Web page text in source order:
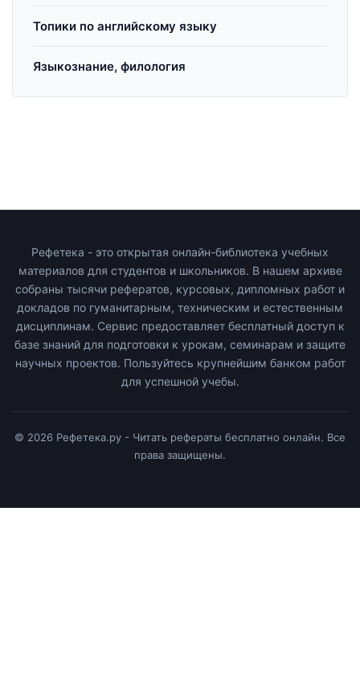
Топики по английскому языку
Языкознание, филология
Рефетека - это открытая онлайн-библиотека учебных
материалов для студентов и школьников. В нашем архиве
собраны тысячи рефератов, курсовых, дипломных работ и
докладов по гуманитарным, техническим и естественным
дисциплинам. Сервис предоставляет бесплатный доступ к
базе знаний для подготовки к урокам, семинарам и защите
научных проектов. Пользуйтесь крупнейшим банком работ
для успешной учебы.
© 2026 Рефетека.ру - Читать рефераты бесплатно онлайн. Все
права защищены.